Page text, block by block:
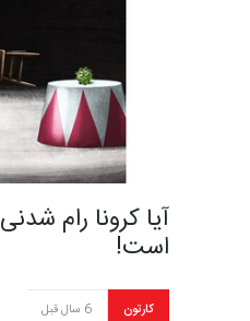
آیا کرونا رام شدنی
است!
کارتون 6 سال قبل